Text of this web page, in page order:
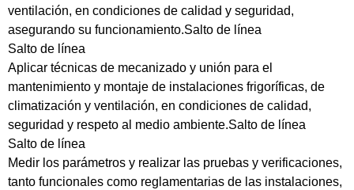
ventilación, en condiciones de calidad y seguridad,
asegurando su funcionamiento.Salto de línea
Salto de línea
Aplicar técnicas de mecanizado y unión para el
mantenimiento y montaje de instalaciones frigoríficas, de
climatización y ventilación, en condiciones de calidad,
seguridad y respeto al medio ambiente.Salto de línea
Salto de línea
Medir los parámetros y realizar las pruebas y verificaciones,
tanto funcionales como reglamentarias de las instalaciones,